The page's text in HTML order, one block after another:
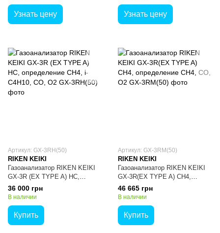
Узнать цену Узнать цену
Артикул: GX-3RH(50)
RIKEN KEIKI
Газоанализатор RIKEN KEIKI
GX-3R (EX TYPE A) HC,
определение CH4, i-C4H10,
CO, O2
36 000 грн
В наличии
Купить
Артикул: GX-3RM(50)
RIKEN KEIKI
Газоанализатор RIKEN KEIKI
GX-3R(EX TYPE A) CH4,
определение CH4, CO, O2
46 665 грн
В наличии
Купить